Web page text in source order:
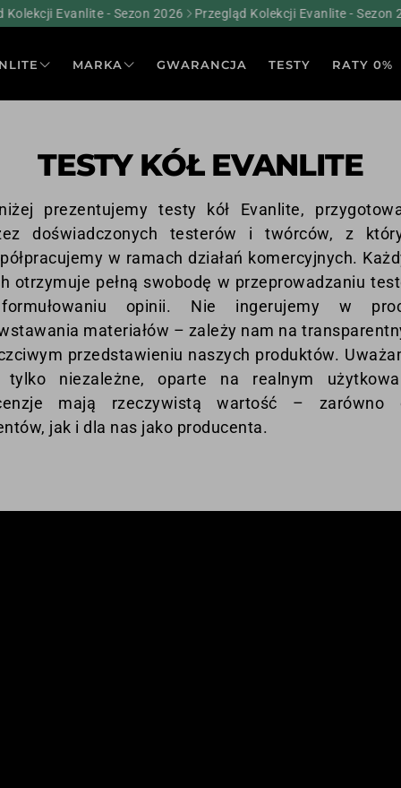
Evanlite - Sezon 2026 Przegląd Kolekcji Evanlite - Sezon
MARKA
NOWOŚCI I PORADNIKI
NASI SPORTOWCY
GWARANCJA TESTY RATY 0%
TESTY KÓŁ EVANLITE
prezentujemy testy kół Evanlite,
doświadczonych testerów i twórców, z
w ramach działań komercyjnych.
otrzymuje pełną swobodę w przeprowadzaniu
opinii. Nie ingerujemy w
materiałów – zależy nam na
przedstawieniu naszych produktów.
tylko niezależne, oparte na realnym
mają rzeczywistą wartość – zarówno
jak i dla nas jako producenta.